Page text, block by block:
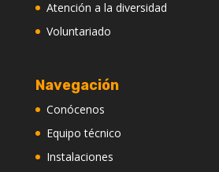
Atención a la diversidad
Voluntariado
Navegación
Conócenos
Equipo técnico
Instalaciones